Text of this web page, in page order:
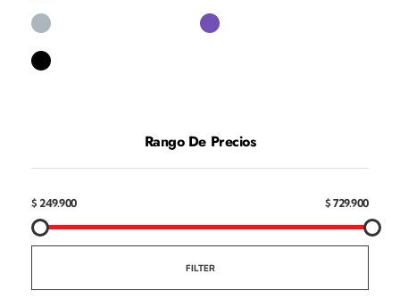
Rango De Precios
$ 249.900 $ 729.900
FILTER